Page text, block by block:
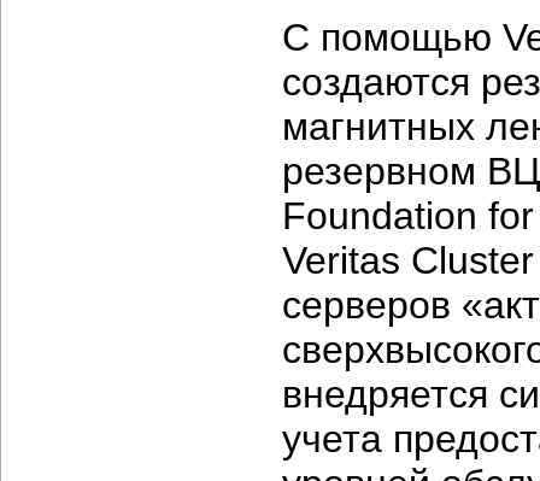
С помощью
создаются
магнитных
резервном
Foundation
Veritas
серверов
внедряется
учета